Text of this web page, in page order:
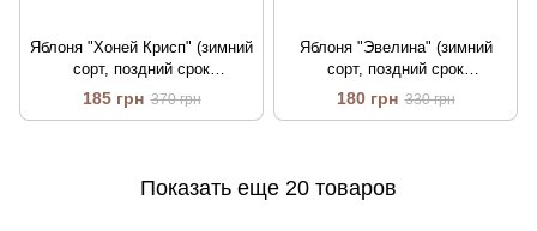
Яблоня "Хоней Крисп" (зимний
сорт, поздний срок
созревания)
185 грн 370 грн
Яблоня "Эвелина" (зимний
сорт, поздний срок
созревания)
180 грн 330 грн
Показать еще 20 товаров